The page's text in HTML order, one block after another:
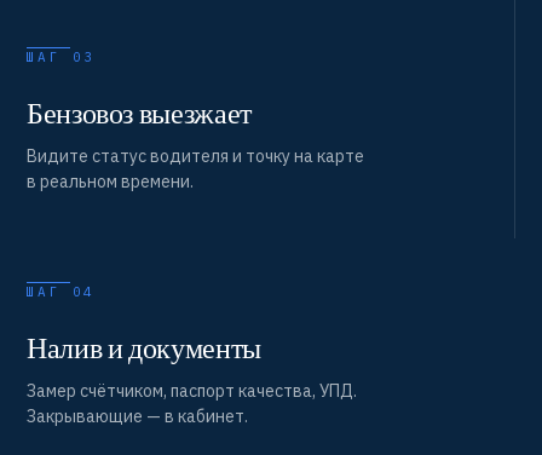
ШАГ 03
Бензовоз выезжает
Видите статус водителя и точку на карте
в реальном времени.
ШАГ 04
Налив и документы
Замер счётчиком, паспорт качества, УПД.
Закрывающие — в кабинет.